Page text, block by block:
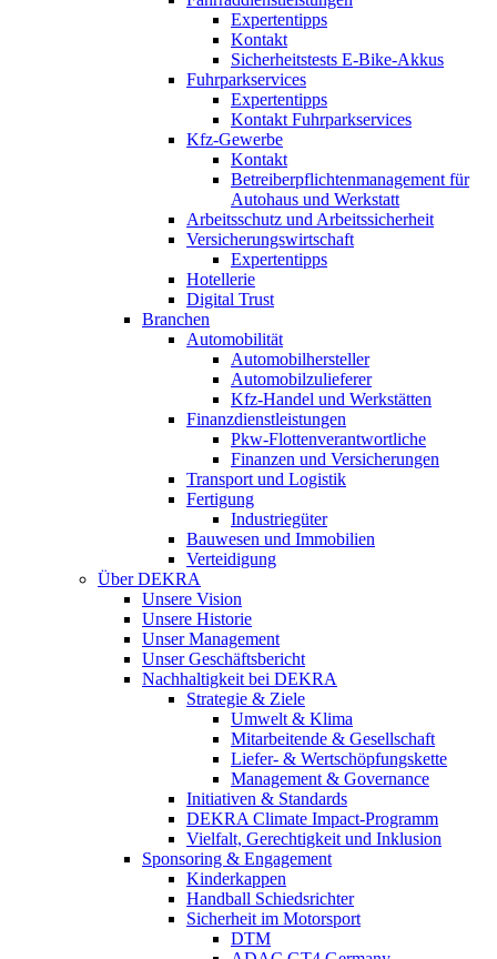
Expertentipps
Kontakt
Sicherheitstests E-Bike-Akkus
Fuhrparkservices
Expertentipps
Kontakt Fuhrparkservices
Kfz-Gewerbe
Kontakt
Betreiberpflichtenmanagement für
Autohaus und Werkstatt
Arbeitsschutz und Arbeitssicherheit
Versicherungswirtschaft
Expertentipps
Hotellerie
Digital Trust
Branchen
Automobilität
Automobilhersteller
Automobilzulieferer
Kfz-Handel und Werkstätten
Finanzdienstleistungen
Pkw‑Flottenverantwortliche
Finanzen und Versicherungen
Transport und Logistik
Fertigung
Industriegüter
Bauwesen und Immobilien
Verteidigung
Über DEKRA
Unsere Vision
Unsere Historie
Unser Management
Unser Geschäftsbericht
Nachhaltigkeit bei DEKRA
Strategie & Ziele
Umwelt & Klima
Mitarbeitende & Gesellschaft
Liefer- & Wertschöpfungskette
Management & Governance
Initiativen & Standards
DEKRA Climate Impact-Programm
Vielfalt, Gerechtigkeit und Inklusion​
Sponsoring & Engagement
Kinderkappen
Handball Schiedsrichter
Sicherheit im Motorsport
DTM